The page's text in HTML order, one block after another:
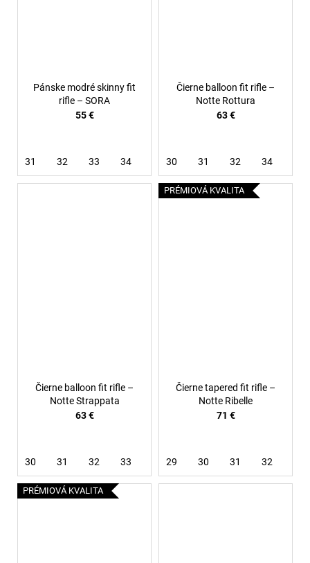
Pánske modré skinny fit
rifle – SORA
55 €
31 32 33 34
Čierne balloon fit rifle –
Notte Rottura
63 €
30 31 32 34
Čierne balloon fit rifle –
Notte Strappata
63 €
30 31 32 33
PRÉMIOVÁ KVALITA
Čierne tapered fit rifle –
Notte Ribelle
71 €
29 30 31 32
PRÉMIOVÁ KVALITA